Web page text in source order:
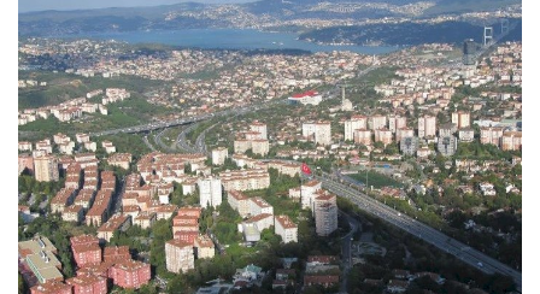
İletişim
Türkçe